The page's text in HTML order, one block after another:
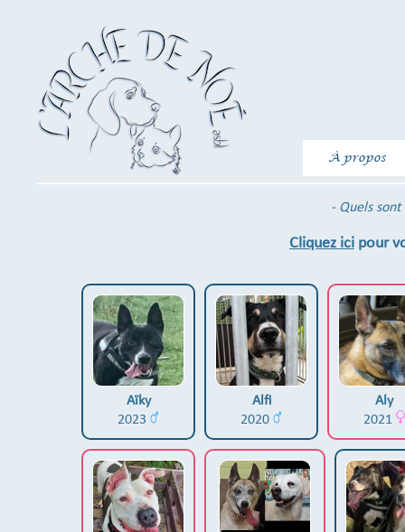
À propos
- Quels
Cliquez ici pour
Aïky
2023
Alfi
2020
Aly
2021